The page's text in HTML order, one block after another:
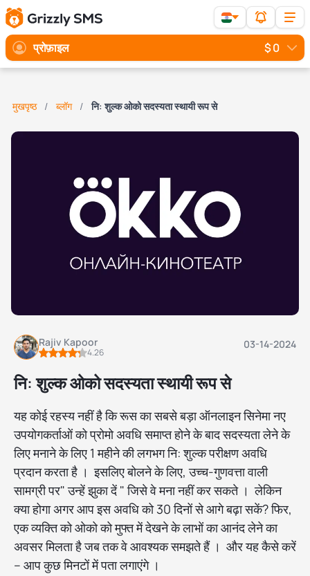
प्रोफ़ाइल $ 0
मुखपृष्ठ ब्लॉग नि: शुल्क ओको सदस्यता स्थायी रूप से
Rajiv Kapoor
4.26
03-14-2024
नि: शुल्क ओको सदस्यता स्थायी रूप से
यह कोई रहस्य नहीं है कि रूस का सबसे बड़ा ऑनलाइन सिनेमा नए
उपयोगकर्ताओं को प्रोमो अवधि समाप्त होने के बाद सदस्यता लेने के
लिए मनाने के लिए 1 महीने की लगभग नि: शुल्क परीक्षण अवधि
प्रदान करता है । इसलिए बोलने के लिए, उच्च-गुणवत्ता वाली
सामग्री पर" उन्हें झुका दें " जिसे वे मना नहीं कर सकते । लेकिन
क्या होगा अगर आप इस अवधि को 30 दिनों से आगे बढ़ा सकें? फिर,
एक व्यक्ति को ओको को मुफ्त में देखने के लाभों का आनंद लेने का
अवसर मिलता है जब तक वे आवश्यक समझते हैं । और यह कैसे करें
– आप कुछ मिनटों में पता लगाएंगे ।